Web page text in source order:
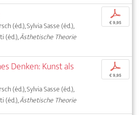
(éd.), Sylvia Sasse (éd.),
(éd.),Ästhetische Theorie
p
€ 9,95
Denken: Kunst als
(éd.), Sylvia Sasse (éd.),
(éd.),Ästhetische Theorie
p
€ 9,95